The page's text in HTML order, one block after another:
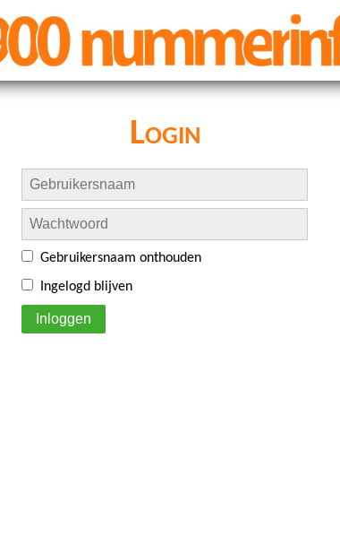
Login
Gebruikersnaam onthouden
Ingelogd blijven
Inloggen